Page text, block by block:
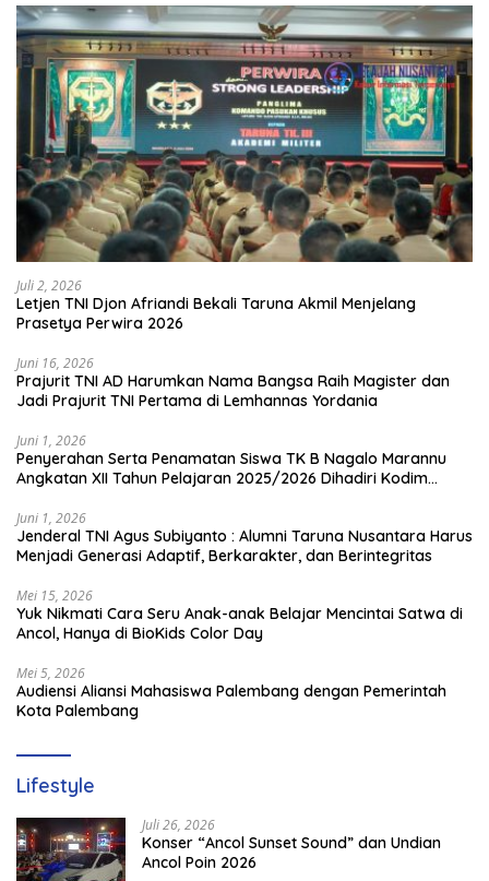
Juli 2, 2026
Letjen TNI Djon Afriandi Bekali Taruna Akmil Menjelang
Prasetya Perwira 2026
Juni 16, 2026
Prajurit TNI AD Harumkan Nama Bangsa Raih Magister dan
Jadi Prajurit TNI Pertama di Lemhannas Yordania
Juni 1, 2026
Penyerahan Serta Penamatan Siswa TK B Nagalo Marannu
Angkatan XII Tahun Pelajaran 2025/2026 Dihadiri Kodim
Juni 1, 2026
Jenderal TNI Agus Subiyanto : Alumni Taruna Nusantara Harus
Menjadi Generasi Adaptif, Berkarakter, dan Berintegritas
Mei 15, 2026
Yuk Nikmati Cara Seru Anak-anak Belajar Mencintai Satwa di
Ancol, Hanya di BioKids Color Day
Mei 5, 2026
Audiensi Aliansi Mahasiswa Palembang dengan Pemerintah
Kota Palembang
Lifestyle
Juli 26, 2026
Konser “Ancol Sunset Sound” dan Undian
Ancol Poin 2026